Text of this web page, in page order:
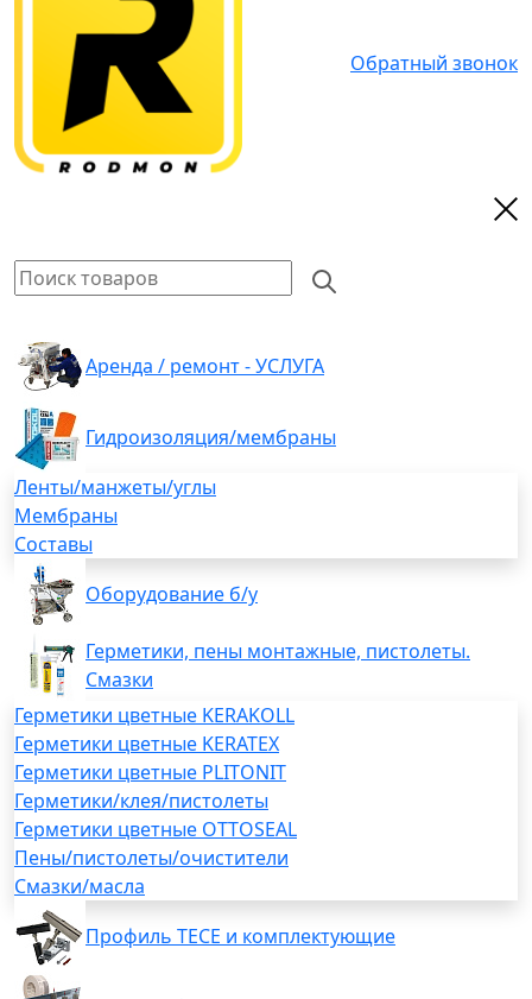
Обратный звонок
Аренда / ремонт - УСЛУГА
Гидроизоляция/мембраны
Ленты/манжеты/углы
Мембраны
Составы
Оборудование б/у
Герметики, пены монтажные, пистолеты.
Смазки
Герметики цветные KERAKOLL
Герметики цветные KERATEX
Герметики цветные PLITONIT
Герметики/клея/пистолеты
Герметики цветные OTTOSEAL
Пены/пистолеты/очистители
Смазки/масла
Профиль TECE и комплектующие